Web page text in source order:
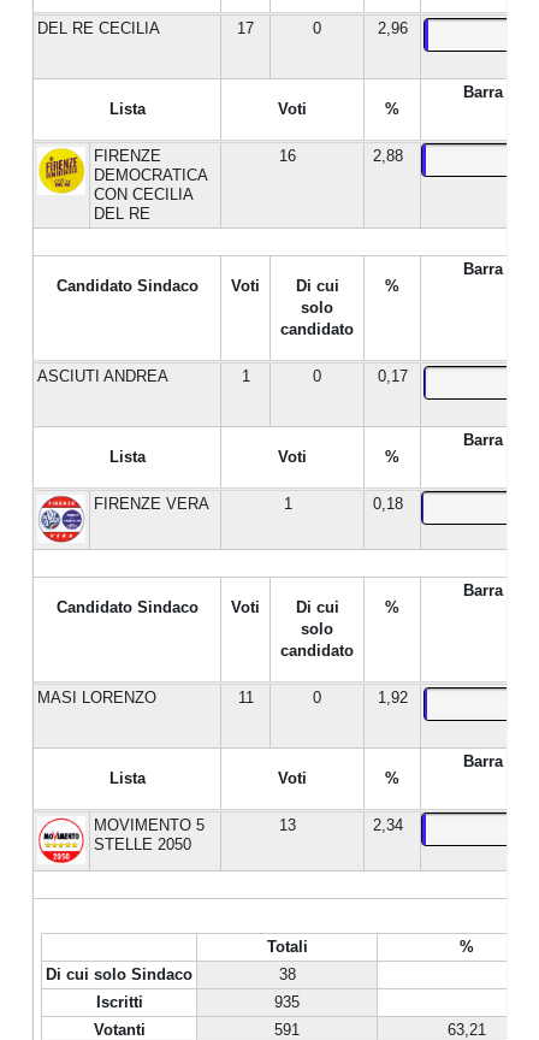
DEL RE CECILIA 17 0 2,96
Lista Voti %
Barra %
FIRENZE
DEMOCRATICA
CON CECILIA
DEL RE
16 2,88
Candidato Sindaco Voti
Di cui
solo
candidato
%
Barra %
ASCIUTI ANDREA 1 0 0,17
Lista Voti %
Barra %
FIRENZE VERA 1 0,18
Candidato Sindaco Voti
Di cui
solo
candidato
%
Barra %
MASI LORENZO 11 0 1,92
Lista Voti %
Barra %
MOVIMENTO 5
STELLE 2050
13 2,34
Totali
%
Di cui solo Sindaco
38
Iscritti
935
Votanti
591
63,21